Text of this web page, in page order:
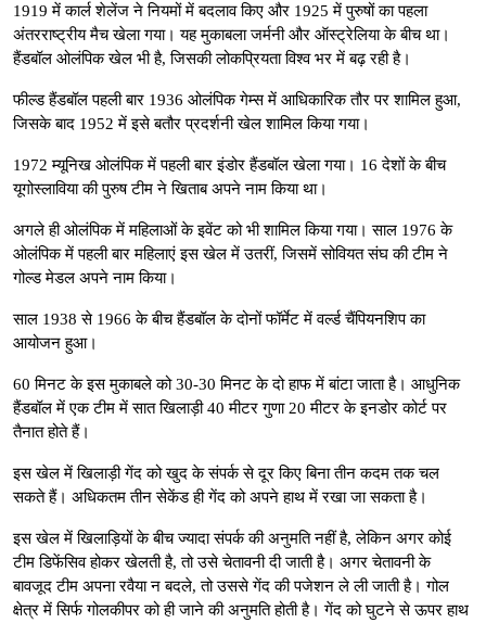
1919 में कार्ल शेलेंज ने नियमों में बदलाव किए और 1925 में पुरुषों का पहला
अंतरराष्ट्रीय मैच खेला गया। यह मुकाबला जर्मनी और ऑस्ट्रेलिया के बीच था।
हैंडबॉल ओलंपिक खेल भी है, जिसकी लोकप्रियता विश्व भर में बढ़ रही है।
फील्ड हैंडबॉल पहली बार 1936 ओलंपिक गेम्स में आधिकारिक तौर पर शामिल हुआ,
जिसके बाद 1952 में इसे बतौर प्रदर्शनी खेल शामिल किया गया।
1972 म्यूनिख ओलंपिक में पहली बार इंडोर हैंडबॉल खेला गया। 16 देशों के बीच
यूगोस्लाविया की पुरुष टीम ने खिताब अपने नाम किया था।
अगले ही ओलंपिक में महिलाओं के इवेंट को भी शामिल किया गया। साल 1976 के
ओलंपिक में पहली बार महिलाएं इस खेल में उतरीं, जिसमें सोवियत संघ की टीम ने
गोल्ड मेडल अपने नाम किया।
साल 1938 से 1966 के बीच हैंडबॉल के दोनों फॉर्मेट में वर्ल्ड चैंपियनशिप का
आयोजन हुआ।
60 मिनट के इस मुकाबले को 30-30 मिनट के दो हाफ में बांटा जाता है। आधुनिक
हैंडबॉल में एक टीम में सात खिलाड़ी 40 मीटर गुणा 20 मीटर के इनडोर कोर्ट पर
तैनात होते हैं।
इस खेल में खिलाड़ी गेंद को खुद के संपर्क से दूर किए बिना तीन कदम तक चल
सकते हैं। अधिकतम तीन सेकेंड ही गेंद को अपने हाथ में रखा जा सकता है।
इस खेल में खिलाड़ियों के बीच ज्यादा संपर्क की अनुमति नहीं है, लेकिन अगर कोई
टीम डिफेंसिव होकर खेलती है, तो उसे चेतावनी दी जाती है। अगर चेतावनी के
बावजूद टीम अपना रवैया न बदले, तो उससे गेंद की पजेशन ले ली जाती है। गोल
क्षेत्र में सिर्फ गोलकीपर को ही जाने की अनुमति होती है। गेंद को घुटने से ऊपर हाथ